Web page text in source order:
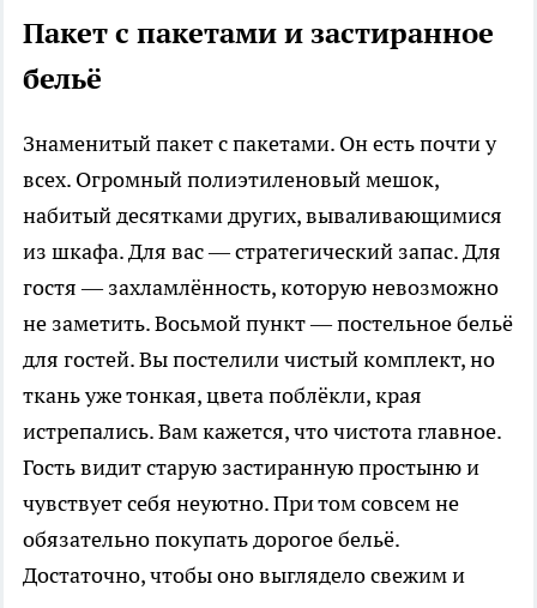
Пакет с пакетами и застиранное
бельё
Знаменитый пакет с пакетами. Он есть почти у
всех. Огромный полиэтиленовый мешок,
набитый десятками других, вываливающимися
из шкафа. Для вас — стратегический запас. Для
гостя — захламлённость, которую невозможно
не заметить. Восьмой пункт — постельное бельё
для гостей. Вы постелили чистый комплект, но
ткань уже тонкая, цвета поблёкли, края
истрепались. Вам кажется, что чистота главное.
Гость видит старую застиранную простыню и
чувствует себя неуютно. При том совсем не
обязательно покупать дорогое бельё.
Достаточно, чтобы оно выглядело свежим и